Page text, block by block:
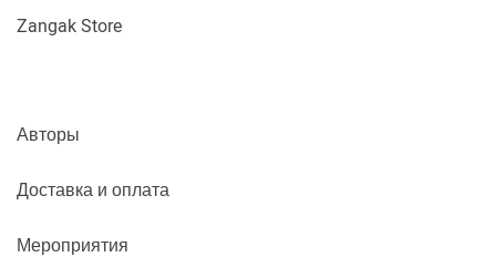
Zangak Store
Авторы
Доставка и оплата
Мероприятия